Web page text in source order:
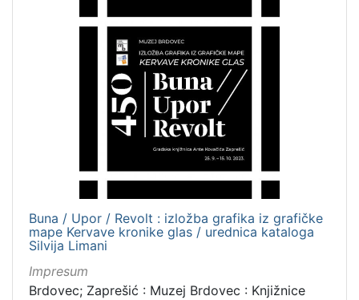
Digitalna zbirka Zaprešića
Buna / Upor / Revolt : izložba grafika iz grafičke
mape Kervave kronike glas / urednica kataloga
Silvija Limani
Impresum
Brdovec; Zaprešić : Muzej Brdovec : Knjižnice